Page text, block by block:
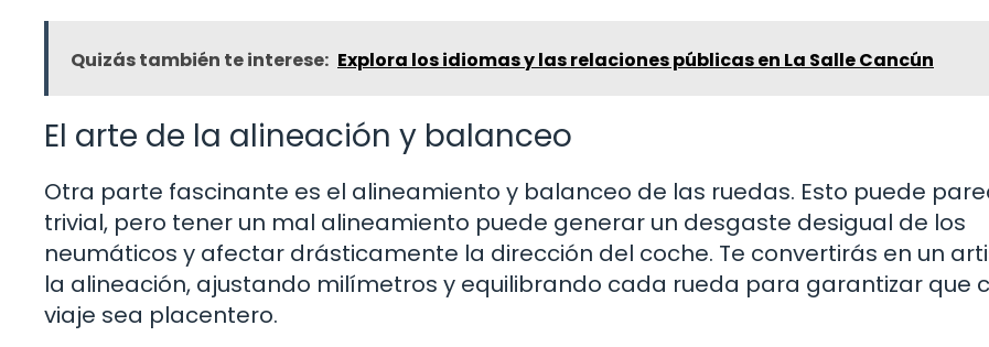
Quizás también te interese: Explora los idiomas y las relaciones públicas en La Salle Cancún
El arte de la alineación y balanceo
Otra parte fascinante es el alineamiento y balanceo de las ruedas. Esto puede
trivial, pero tener un mal alineamiento puede generar un desgaste desigual de los
neumáticos y afectar drásticamente la dirección del coche. Te convertirás en un
la alineación, ajustando milímetros y equilibrando cada rueda para garantizar que
viaje sea placentero.